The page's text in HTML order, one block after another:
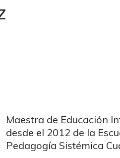
Maestra de Educación
desde el 2012 de la
Pedagogía Sistémica